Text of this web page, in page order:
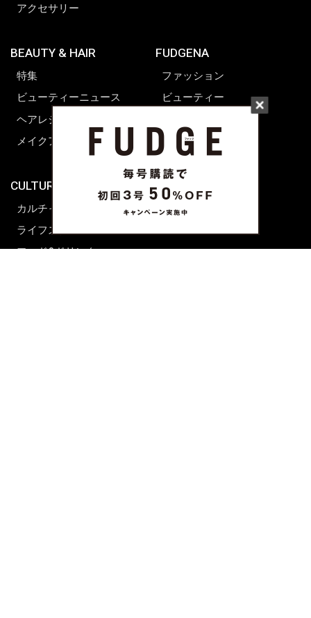
アクセサリー
BEAUTY & HAIR
特集
ビューティーニュース
ヘアレシピ ストーリーズ
メイクアップティップス
CULTURE & LIFE
カルチャー
ライフスタイル
フード&ドリンク
FUDGENA
ファッション
ビューティー
ライフスタイル